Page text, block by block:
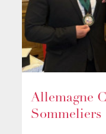
Allemagne
Sommeliers